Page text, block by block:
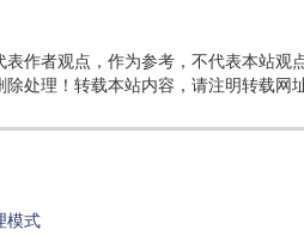
表作者观点，作为参考，不代表本站
处理！转载本站内容，请注明转载网
模式